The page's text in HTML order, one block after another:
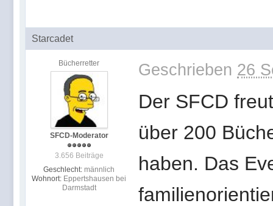
Starcadet
Bücherretter
SFCD-Moderator
3.656 Beiträge
Geschlecht: männlich
Wohnort: Eppertshausen bei
Darmstadt
Geschrieben 26
Der SFCD
über 200
haben. Das